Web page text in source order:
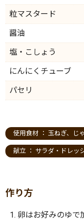
粒マスタード
醤油
塩・こしょう
にんにくチューブ
パセリ
使用食材 ： 玉ねぎ、 じ
献立 ： サラダ・ドレッ
作り方
卵はお好みのゆで